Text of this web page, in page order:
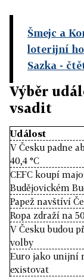
Šmejc a
loterijní
Sazka -
Výběr
vsadit
Událost
V Česku padne
40,4 °C
CEFC koupí
Budějovickém
Papež navštíví
Ropa zdraží na
V Česku budou
volby
Euro jako unijní
existovat